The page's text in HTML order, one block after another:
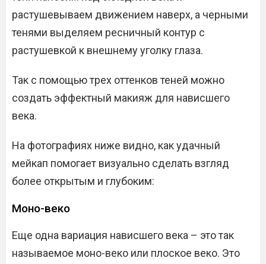
растушевываем движением наверх, а черными
тенями выделяем ресничный контур с
растушевкой к внешнему уголку глаза.
Так с помощью трех оттенков теней можно
создать эффектный макияж для нависшего
века.
На фотографиях ниже видно, как удачный
мейкап помогает визуально сделать взгляд
более открытым и глубоким:
Моно-веко
Еще одна вариация нависшего века – это так
называемое моно-веко или плоское веко. Это